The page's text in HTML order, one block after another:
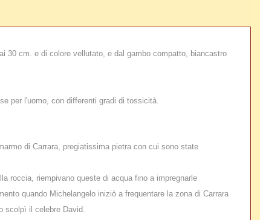
30 cm. e di colore vellutato, e dal gambo compatto, biancastro
per l'uomo, con differenti gradi di tossicità.
di Carrara, pregiatissima pietra con cui sono state
roccia, riempivano queste di acqua fino a impregnarle
quando Michelangelo iniziò a frequentare la zona di Carrara
scolpì il celebre David.